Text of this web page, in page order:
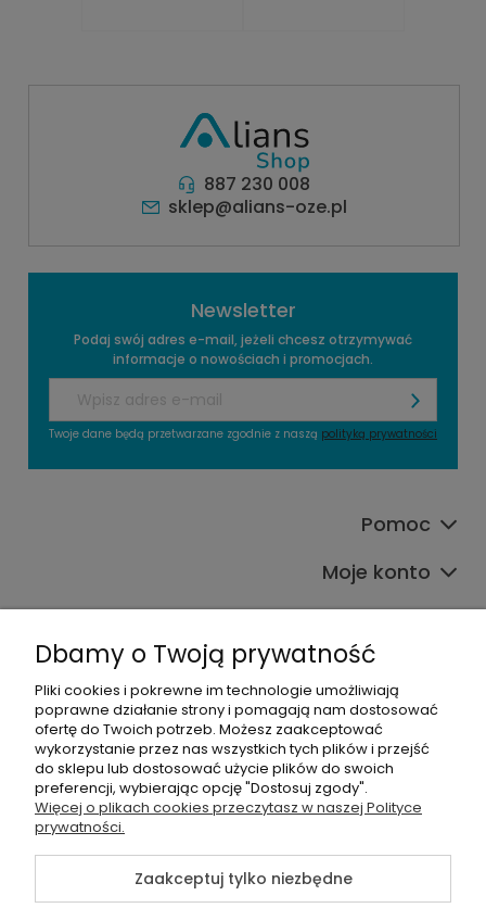
887 230 008
sklep@alians-oze.pl
Newsletter
Podaj swój adres e-mail, jeżeli chcesz otrzymywać
informacje o nowościach i promocjach.
Twoje dane będą przetwarzane zgodnie z naszą polityką prywatności
Pomoc
Moje konto
O nas
Kategorie produktowe
©2026 Wszelkie Prawa Zastrzeżone |Alians-shop
Szablon Master byEcommercy
Dbamy o Twoją prywatność
Pliki cookies i pokrewne im technologie umożliwiają
poprawne działanie strony i pomagają nam dostosować
ofertę do Twoich potrzeb. Możesz zaakceptować
wykorzystanie przez nas wszystkich tych plików i przejść
do sklepu lub dostosować użycie plików do swoich
preferencji, wybierając opcję "Dostosuj zgody".
Więcej o plikach cookies przeczytasz w naszej Polityce
prywatności.
Zaakceptuj tylko niezbędne